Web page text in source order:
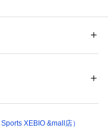
は強撥水加工を施して
カバリー機能はそのま
るアウトソールにTELI
だらかな傾斜をつける
XEBIO &mall店）